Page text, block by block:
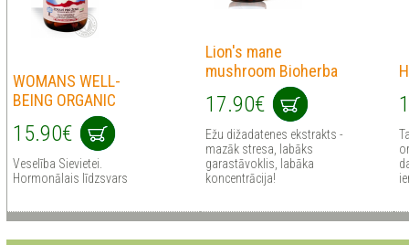
WOMANS WELL-
BEING ORGANIC
15.90€
Veselība Sievietei.
Hormonālais līdzsvars
Liоn's mаne
mushrооm Bioherba
17.90€
Ežu dižadatenes ekstrakts -
mazāk stresa, labāks
garastāvoklis, labāka
koncentrācija!